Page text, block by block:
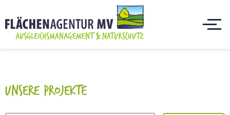
UNSERE PROJEKTE